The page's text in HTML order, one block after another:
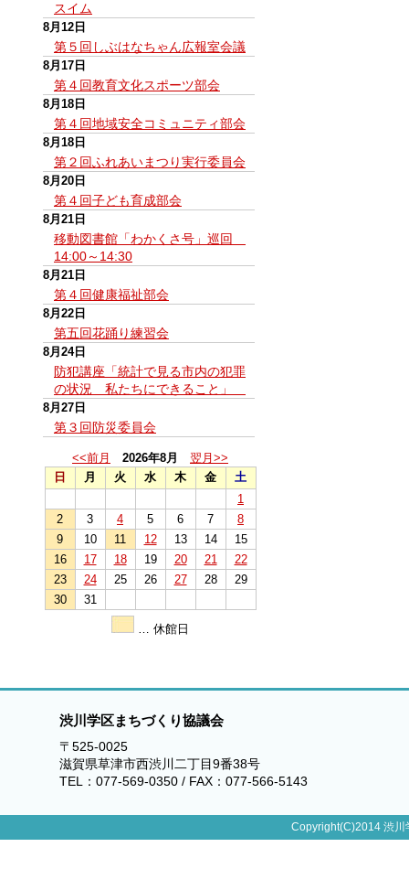
スイム
8月12日
第５回しぶはなちゃん広報室会議
8月17日
第４回教育文化スポーツ部会
8月18日
第４回地域安全コミュニティ部会
8月18日
第２回ふれあいまつり実行委員会
8月20日
第４回子ども育成部会
8月21日
移動図書館「わかくさ号」巡回
14:00～14:30
8月21日
第４回健康福祉部会
8月22日
第五回花踊り練習会
8月24日
防犯講座「統計で見る市内の犯罪
の状況 私たちにできること」
8月27日
第３回防災委員会
<<前月 2026年8月
翌月>>
日
月 火 水 木 金
土
1
2
3 4 5 6 7
8
9
10 11 12 13 14
15
16
17 18 19 20 21
22
23
24 25 26 27 28
29
30
31
… 休館日
渋川学区まちづくり協議会
〒525-0025
滋賀県草津市西渋川二丁目9番38号
TEL：077-569-0350 / FAX：077-566-5143
Copyright(C)2014 渋川